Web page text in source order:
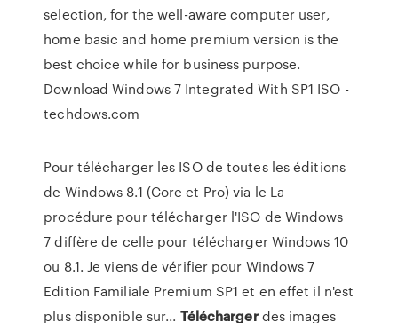
selection, for the well-aware computer user,
home basic and home premium version is the
best choice while for business purpose.
Download Windows 7 Integrated With SP1 ISO -
techdows.com
Pour télécharger les ISO de toutes les éditions
de Windows 8.1 (Core et Pro) via le La
procédure pour télécharger l'ISO de Windows
7 diffère de celle pour télécharger Windows 10
ou 8.1. Je viens de vérifier pour Windows 7
Edition Familiale Premium SP1 et en effet il n'est
plus disponible sur... Téléchargerdes images